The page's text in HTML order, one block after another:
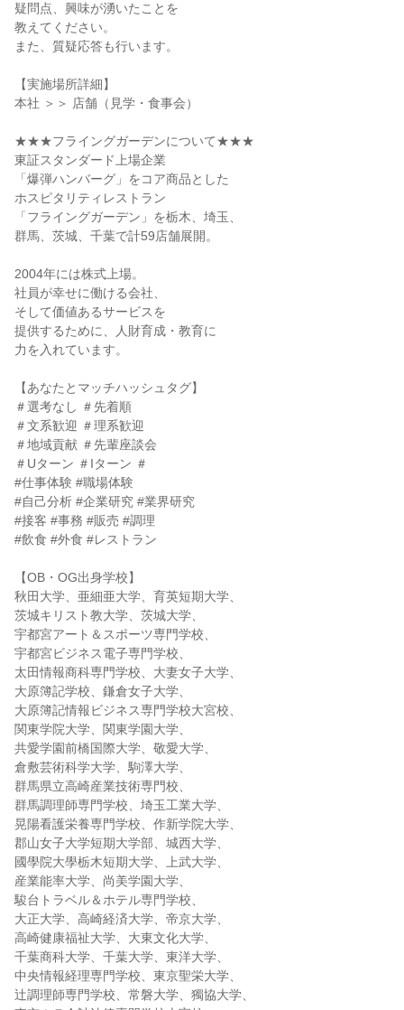
疑問点、興味が湧いたことを
教えてください。
また、質疑応答も行います。
【実施場所詳細】
本社 ＞＞ 店舗（見学・食事会）
★★★フライングガーデンについて★★★
東証スタンダード上場企業
「爆弾ハンバーグ」をコア商品とした
ホスピタリティレストラン
「フライングガーデン」を栃木、埼玉、
群馬、茨城、千葉で計59店舗展開。
2004年には株式上場。
社員が幸せに働ける会社、
そして価値あるサービスを
提供するために、人財育成・教育に
力を入れています。
【あなたとマッチハッシュタグ】
＃選考なし ＃先着順
＃文系歓迎 ＃理系歓迎
＃地域貢献 ＃先輩座談会
＃Uターン ＃Iターン ＃
#仕事体験 #職場体験
#自己分析 #企業研究 #業界研究
#接客 #事務 #販売 #調理
#飲食 #外食 #レストラン
【OB・OG出身学校】
秋田大学、亜細亜大学、育英短期大学、
茨城キリスト教大学、茨城大学、
宇都宮アート＆スポーツ専門学校、
宇都宮ビジネス電子専門学校、
太田情報商科専門学校、大妻女子大学、
大原簿記学校、鎌倉女子大学、
大原簿記情報ビジネス専門学校大宮校、
関東学院大学、関東学園大学、
共愛学園前橋国際大学、敬愛大学、
倉敷芸術科学大学、駒澤大学、
群馬県立高崎産業技術専門校、
群馬調理師専門学校、埼玉工業大学、
晃陽看護栄養専門学校、作新学院大学、
郡山女子大学短期大学部、城西大学、
國學院大學栃木短期大学、上武大学、
産業能率大学、尚美学園大学、
駿台トラベル＆ホテル専門学校、
大正大学、高崎経済大学、帝京大学、
高崎健康福祉大学、大東文化大学、
千葉商科大学、千葉大学、東洋大学、
中央情報経理専門学校、東京聖栄大学、
辻調理師専門学校、常磐大学、獨協大学、